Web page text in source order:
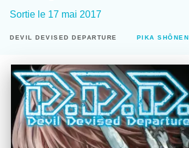
Sortie le 17 mai 2017
DEVIL DEVISED DEPARTURE PIKA SHÔNEN